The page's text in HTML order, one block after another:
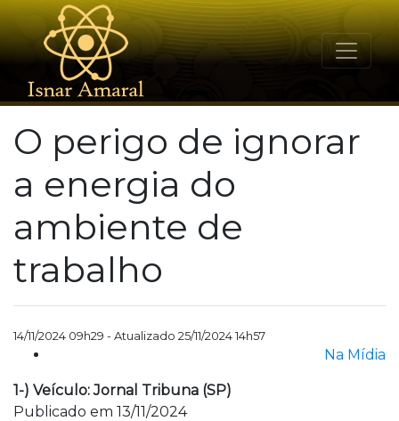
O perigo de ignorar
a energia do
ambiente de
trabalho
14/11/2024 09h29 - Atualizado 25/11/2024 14h57
Na Mídia
1-) Veículo: Jornal Tribuna (SP)
Publicado em 13/11/2024